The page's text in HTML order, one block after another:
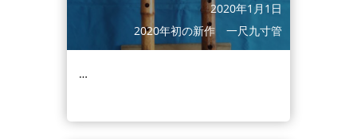
2020年1月1日
2020年初の新作 一尺九寸管
…